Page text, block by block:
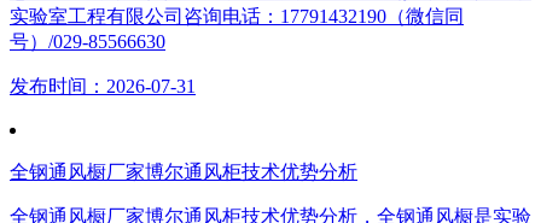
实验室工程有限公司咨询电话：17791432190（微信同
号）/029-85566630
发布时间：2026-07-31
全钢通风橱厂家博尔通风柜技术优势分析
全钢通风橱厂家博尔通风柜技术优势分析，全钢通风橱是实验